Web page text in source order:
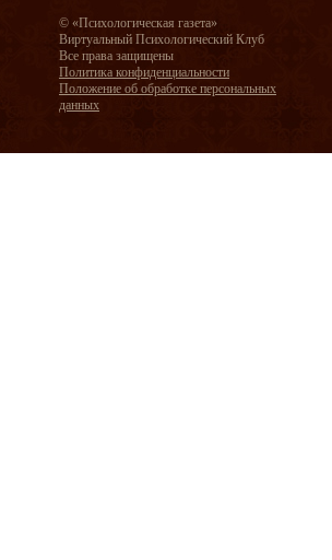
© «Психологическая газета»
Виртуальный Психологический Клуб
Все права защищены
Политика конфиденциальности
Положение об обработке персональных
данных